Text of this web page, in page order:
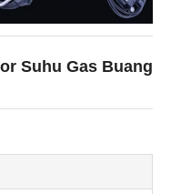
Suhu Gas Buang